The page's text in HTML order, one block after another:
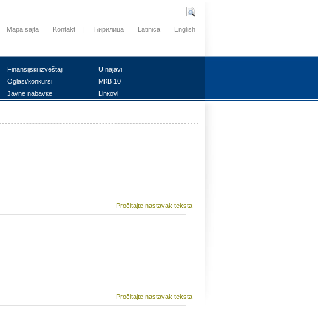
Mapa sajta Kontakt | Ћирилица Latinica English
Finаnsiјsкi izvеštајi
U nајаvi
Оglаsi/коnкursi
MКB 10
Јаvnе nаbаvке Linкоvi
Pročitajte nastavak teksta
Pročitajte nastavak teksta